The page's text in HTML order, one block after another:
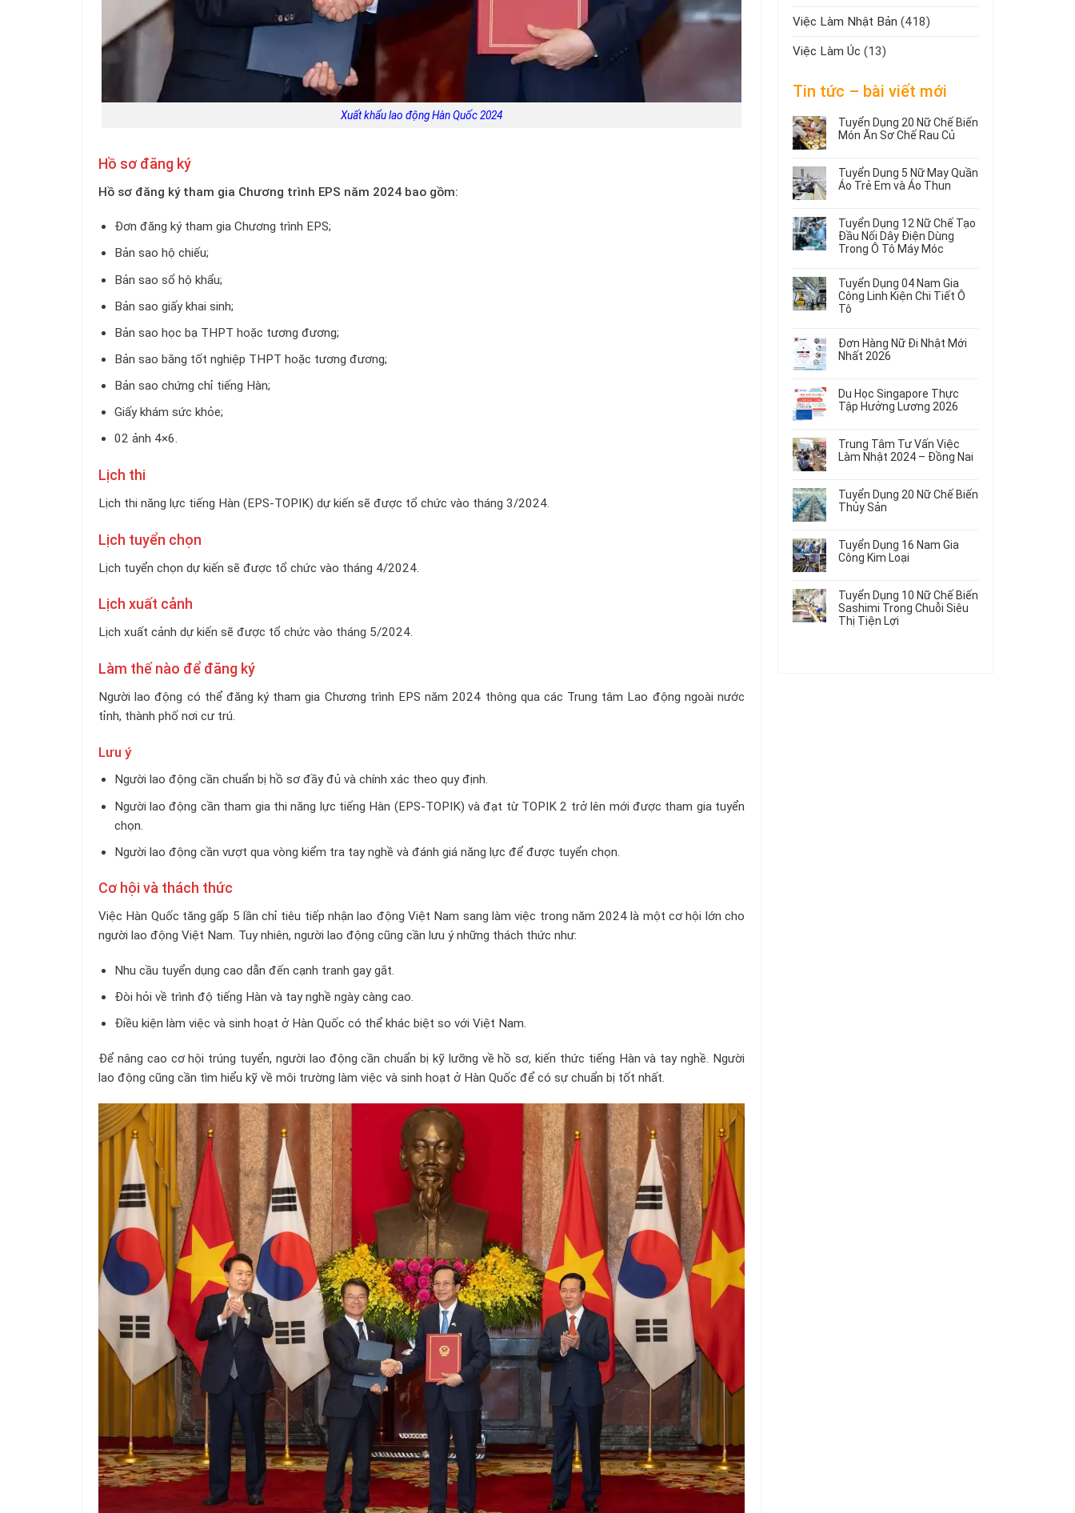
Xuất khẩu lao động Hàn Quốc 2024
Hồ sơ đăng ký
Hồ sơ đăng ký tham gia Chương trình EPS năm 2024 bao gồm:
Đơn đăng ký tham gia Chương trình EPS;
Bản sao hộ chiếu;
Bản sao sổ hộ khẩu;
Bản sao giấy khai sinh;
Bản sao học bạ THPT hoặc tương đương;
Bản sao bằng tốt nghiệp THPT hoặc tương đương;
Bản sao chứng chỉ tiếng Hàn;
Giấy khám sức khỏe;
02 ảnh 4×6.
Lịch thi
Lịch thi năng lực tiếng Hàn (EPS-TOPIK) dự kiến sẽ được tổ chức vào tháng 3/2024.
Lịch tuyển chọn
Lịch tuyển chọn dự kiến sẽ được tổ chức vào tháng 4/2024.
Lịch xuất cảnh
Lịch xuất cảnh dự kiến sẽ được tổ chức vào tháng 5/2024.
Làm thế nào để đăng ký
Người lao động có thể đăng ký tham gia Chương trình EPS năm 2024 thông qua các Trung tâm Lao động ngoài nước
tỉnh, thành phố nơi cư trú.
Lưu ý
Người lao động cần chuẩn bị hồ sơ đầy đủ và chính xác theo quy định.
Người lao động cần tham gia thi năng lực tiếng Hàn (EPS-TOPIK) và đạt từ TOPIK 2 trở lên mới được tham gia tuyển
chọn.
Người lao động cần vượt qua vòng kiểm tra tay nghề và đánh giá năng lực để được tuyển chọn.
Cơ hội và thách thức
Việc Hàn Quốc tăng gấp 5 lần chỉ tiêu tiếp nhận lao động Việt Nam sang làm việc trong năm 2024 là một cơ hội lớn cho
người lao động Việt Nam. Tuy nhiên, người lao động cũng cần lưu ý những thách thức như:
Nhu cầu tuyển dụng cao dẫn đến cạnh tranh gay gắt.
Đòi hỏi về trình độ tiếng Hàn và tay nghề ngày càng cao.
Điều kiện làm việc và sinh hoạt ở Hàn Quốc có thể khác biệt so với Việt Nam.
Để nâng cao cơ hội trúng tuyển, người lao động cần chuẩn bị kỹ lưỡng về hồ sơ, kiến thức tiếng Hàn và tay nghề. Người
lao động cũng cần tìm hiểu kỹ về môi trường làm việc và sinh hoạt ở Hàn Quốc để có sự chuẩn bị tốt nhất.
Việc Làm Nhật Bản (418)
Việc Làm Úc (13)
Tin tức – bài viết mới
Tuyển Dụng 20 Nữ Chế Biến
Món Ăn Sơ Chế Rau Củ
có
bình
luận
Tuyển
Dụng
20
Nữ
Biến
Món
Ăn
Rau
Củ
Tuyển Dụng 5 Nữ May Quần
Áo Trẻ Em và Áo Thun
có
bình
luận
ở
Dụng
5
Nữ
May
Áo
Trẻ
Áo
Thun
Tuyển Dụng 12 Nữ Chế Tạo
Đầu Nối Dây Điện Dùng
Trong Ô Tô Máy Móc
có
bình
luận
ở
Dụng
12
Tạo
Đầu
Điện
Dùng
Tô
Máy
Tuyển Dụng 04 Nam Gia
Công Linh Kiện Chi Tiết Ô
Tô
có
bình
luận
Tuyển
Dụng
04
Gia
Công
Chi
Tiết
Đơn Hàng Nữ Đi Nhật Mới
Nhất 2026
có
bình
luận
Đơn
Hàng
Nữ
Nhật
Mới
Nhất
Du Học Singapore Thực
Tập Hưởng Lương 2026
có
bình
luận
Du
Học
Singapore
Tập
Hưởng
Lương
Trung Tâm Tư Vấn Việc
Làm Nhật 2024 – Đồng Nai
có
bình
luận
Trung
Tâm
Tư
Việc
Làm
Nhật
2024
Tuyển Dụng 20 Nữ Chế Biến
Thủy Sản
có
bình
luận
Tuyển
Dụng
20
Nữ
Tuyển Dụng 16 Nam Gia
Công Kim Loại
có
bình
luận
ở
Tuyển Dụng 10 Nữ Chế Biến
Sashimi Trong Chuỗi Siêu
Thị Tiện Lợi